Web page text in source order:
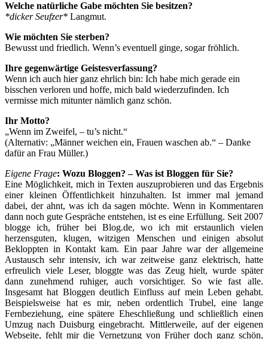
Welche natürliche Gabe möchten Sie besitzen?
*dicker Seufzer* Langmut.
Wie möchten Sie sterben?
Bewusst und friedlich. Wenn’s eventuell ginge, sogar fröhlich.
Ihre gegenwärtige Geistesverfassung?
Wenn ich auch hier ganz ehrlich bin: Ich habe mich gerade ein
bisschen verloren und hoffe, mich bald wiederzufinden. Ich
vermisse mich mitunter nämlich ganz schön.
Ihr Motto?
„Wenn im Zweifel, – tu’s nicht.“
(Alternativ: „Männer weichen ein, Frauen waschen ab.“ – Danke
dafür an Frau Müller.)
Eigene Frage: Wozu Bloggen? – Was ist Bloggen für Sie?
Eine Möglichkeit, mich in Texten auszuprobieren und das Ergebnis
einer kleinen Öffentlichkeit hinzuhalten. Ist immer mal jemand
dabei, der ahnt, was ich da sagen möchte. Wenn in Kommentaren
dann noch gute Gespräche entstehen, ist es eine Erfüllung. Seit 2007
blogge ich, früher bei Blog.de, wo ich mit erstaunlich vielen
herzensguten, klugen, witzigen Menschen und einigen absolut
Bekloppten in Kontakt kam. Ein paar Jahre war der allgemeine
Austausch sehr intensiv, ich war zeitweise ganz elektrisch, hatte
erfreulich viele Leser, bloggte was das Zeug hielt, wurde später
dann zunehmend ruhiger, auch vorsichtiger. So wie fast alle.
Insgesamt hat Bloggen deutlich Einfluss auf mein Leben gehabt.
Beispielsweise hat es mir, neben ordentlich Trubel, eine lange
Fernbeziehung, eine spätere Eheschließung und schließlich einen
Umzug nach Duisburg eingebracht. Mittlerweile, auf der eigenen
Webseite, fehlt mir die Vernetzung von Früher doch ganz schön,